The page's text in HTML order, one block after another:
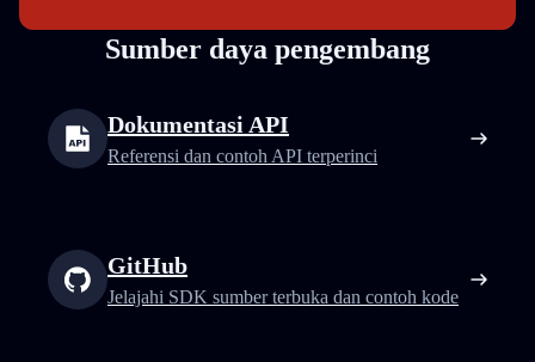
Sumber daya pengembang
Dokumentasi API
Referensi dan contoh API terperinci
GitHub
Jelajahi SDK sumber terbuka dan contoh kode